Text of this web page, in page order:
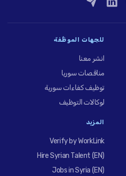
للجهات الموظِّفة
انشر معنا
مناقصات سوريا
توظيف كفاءات سورية
لوكالات التوظيف
المزيد
Verify by WorkLink
Hire Syrian Talent (EN)
Jobs in Syria (EN)